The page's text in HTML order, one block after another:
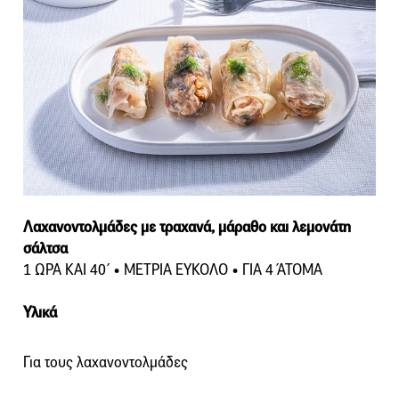
Λαχανοντολμάδες με τραχανά, μάραθο και λεμονάτη
σάλτσα
1 ΩΡΑ ΚΑΙ 40΄ • ΜΕΤΡΙΑ ΕΥΚΟΛΟ • ΓΙΑ 4 ΆΤΟΜΑ
Υλικά
Για τους λαχανοντολμάδες